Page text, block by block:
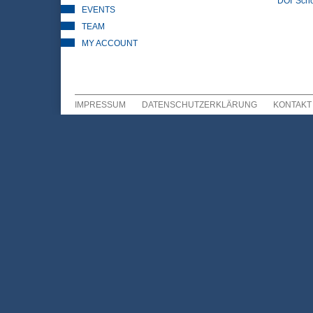
EVENTS
TEAM
MY ACCOUNT
IMPRESSUM DATENSCHUTZERKLÄRUNG KONTAKT